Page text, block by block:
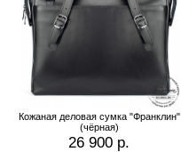
Кожаная деловая сумка "Франклин"
(чёрная)
26 900 р.